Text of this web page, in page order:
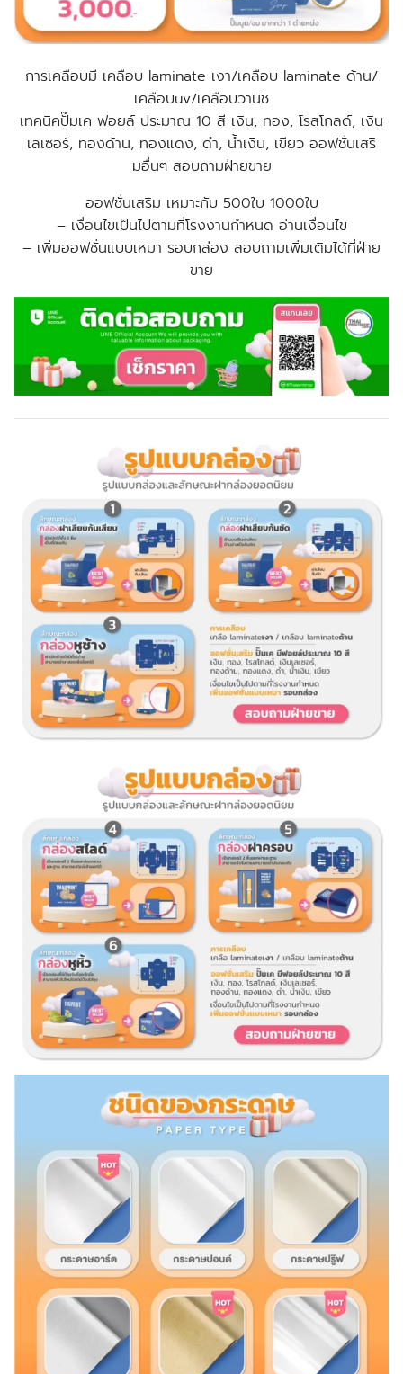
การเคลือบมี เคลือบ laminate เงา/เคลือบ laminate ด้าน/
เคลือบuv/เคลือบวานิช
เทคนิคปั๊มเค ฟอยล์ ประมาณ 10 สี เงิน, ทอง, โรสโกลด์, เงิน
เลเซอร์, ทองด้าน, ทองแดง, ดำ, น้ำเงิน, เขียว ออฟชั่นเสริ
มอื่นๆ สอบถามฝ่ายขาย
ออฟชั่นเสริม เหมาะกับ 500ใบ 1000ใบ
– เงื่อนไขเป็นไปตามที่โรงงานกำหนด อ่านเงื่อนไข
– เพิ่มออฟชั่นแบบเหมา รอบกล่อง สอบถามเพิ่มเติมได้ที่ฝ่าย
ขาย